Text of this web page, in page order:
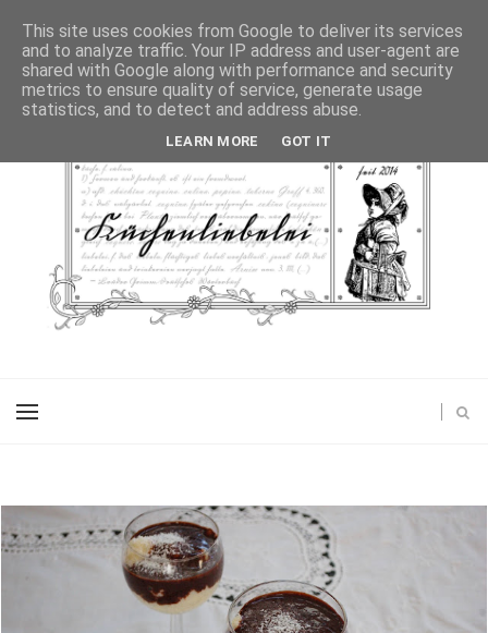
This site uses cookies from Google to deliver its services
and to analyze traffic. Your IP address and user-agent are
shared with Google along with performance and security
metrics to ensure quality of service, generate usage
statistics, and to detect and address abuse.
LEARN MORE GOT IT